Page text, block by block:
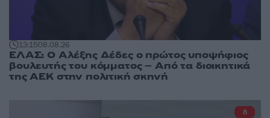
13:1508.08.26
ΕΛΑΣ: Ο Αλέξης Δέδες ο πρώτος υποψήφιος
βουλευτής του κόμματος – Από τα διοικητικά
της ΑΕΚ στην πολιτική σκηνή
8